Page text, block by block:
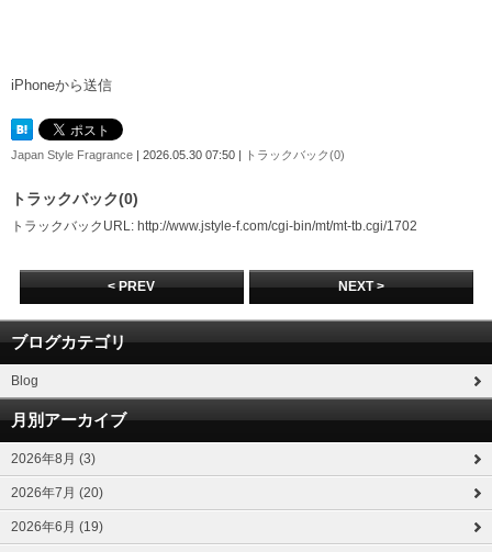
iPhoneから送信
Japan Style Fragrance | 2026.05.30 07:50 | トラックバック(0)
トラックバック(0)
トラックバックURL: http://www.jstyle-f.com/cgi-bin/mt/mt-tb.cgi/1702
< PREV NEXT >
ブログカテゴリ
Blog
月別アーカイブ
2026年8月 (3)
2026年7月 (20)
2026年6月 (19)